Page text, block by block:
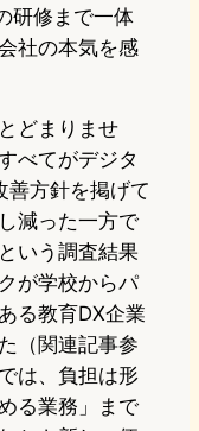
研修まで一体
社の本気を感
どまりませ
べてがデジタ
善方針を掲げて
減った一方で
いう調査結果
が学校からパ
る教育DX企業
（関連記事参
は、負担は形
る業務」まで